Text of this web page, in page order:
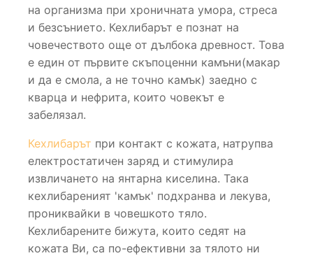
на организма при хроничната умора, стреса
и безсънието. Кехлибарът е познат на
човечеството още от дълбока древност. Това
е един от първите скъпоценни камъни(макар
и да е смола, а не точно камък) заедно с
кварца и нефрита, които човекът е
забелязал.
Кехлибарът при контакт с кожата, натрупва
електростатичен заряд и стимулира
извличането на янтарна киселина. Така
кехлибареният 'камък' подхранва и лекува,
прониквайки в човешкото тяло.
Кехлибарените бижута, които седят на
кожата Ви, са по-ефективни за тялото ни